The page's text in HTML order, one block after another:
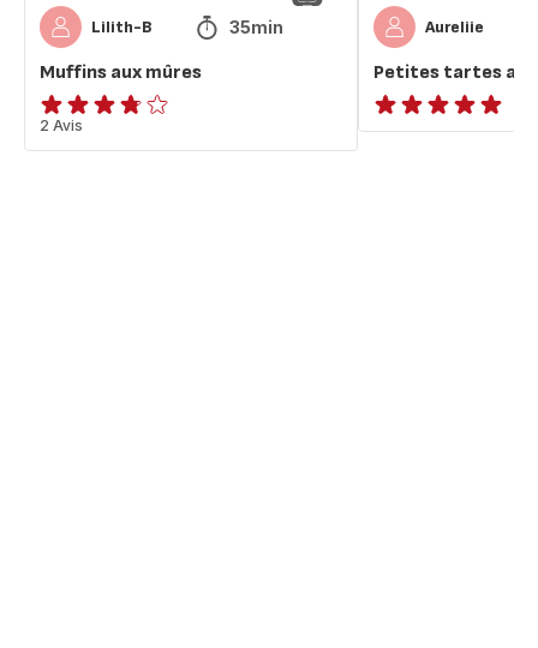
Lilith-B 35min
Muffins aux mûres
ratings.3.7
2 Avis
Aureliie
Petites tartes
Avis